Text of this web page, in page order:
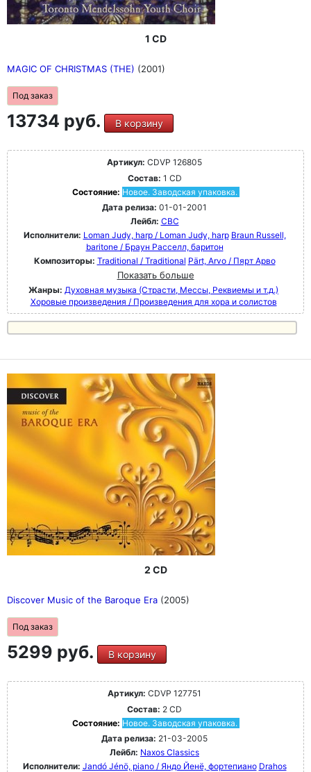
1 CD
MAGIC OF CHRISTMAS (THE) (2001)
Под заказ
13734 руб. В корзину
Артикул: CDVP 126805
Состав: 1 CD
Состояние: Новое. Заводская упаковка.
Дата релиза: 01-01-2001
Лейбл: CBC
Исполнители: Loman Judy, harp / Loman Judy, harp Braun Russell,
baritone / Браун Расселл, баритон
Композиторы: Traditional / Traditional Pärt, Arvo / Пярт Арво
Показать больше
Жанры: Духовная музыка (Страсти, Мессы, Реквиемы и т.д.)
Хоровые произведения / Произведения для хора и солистов
2 CD
Discover Music of the Baroque Era (2005)
Под заказ
5299 руб. В корзину
Артикул: CDVP 127751
Состав: 2 CD
Состояние: Новое. Заводская упаковка.
Дата релиза: 21-03-2005
Лейбл: Naxos Classics
Исполнители: Jandó Jénö, piano / Яндо Йенё, фортепиано Drahos